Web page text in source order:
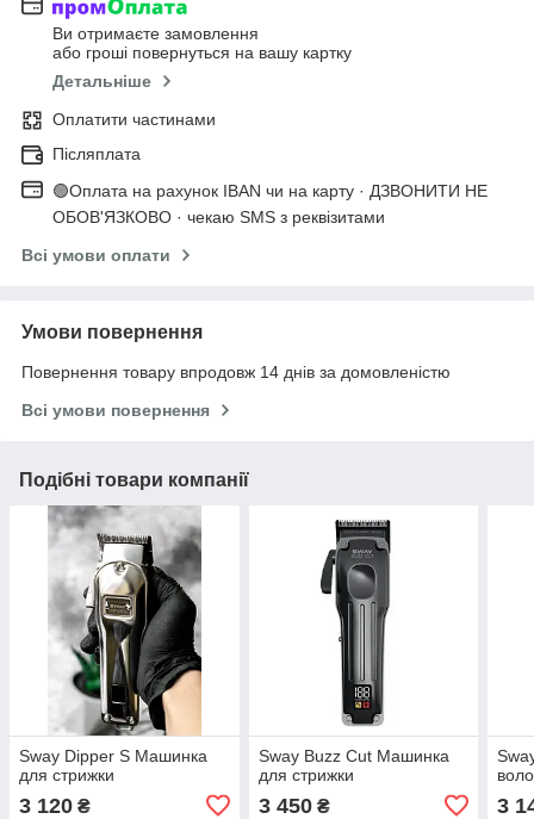
Ви отримаєте замовлення
або гроші повернуться на вашу картку
Детальніше
Оплатити частинами
Післяплата
🟢Оплата на рахунок IBAN чи на карту · ДЗВОНИТИ НЕ
ОБОВ'ЯЗКОВО · чекаю SMS з реквізитами
Всі умови оплати
Умови повернення
Повернення товару впродовж 14 днів за домовленістю
Всі умови повернення
Подібні товари компанії
Sway Dipper S Машинка
для стрижки
3 120 ₴
Sway Buzz Cut Машинка
для стрижки
3 450₴ 3